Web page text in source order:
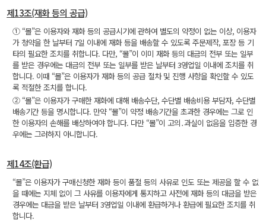
제13조(재화 등의 공급)
① “몰”은 이용자와 재화 등의 공급시기에 관하여 별도의 약정이 없는 이상, 이용자
가 청약을 한 날부터 7일 이내에 재화 등을 배송할 수 있도록 주문제작, 포장 등 기
타의 필요한 조치를 취합니다. 다만, “몰”이 이미 재화 등의 대금의 전부 또는 일부
를 받은 경우에는 대금의 전부 또는 일부를 받은 날부터 3영업일 이내에 조치를 취
합니다. 이때 “몰”은 이용자가 재화 등의 공급 절차 및 진행 사항을 확인할 수 있도
록 적절한 조치를 합니다.
② “몰”은 이용자가 구매한 재화에 대해 배송수단, 수단별 배송비용 부담자, 수단별
배송기간 등을 명시합니다. 만약 “몰”이 약정 배송기간을 초과한 경우에는 그로 인
한 이용자의 손해를 배상하여야 합니다. 다만 “몰”이 고의․과실이 없음을 입증한 경
우에는 그러하지 아니합니다.
제14조(환급)
“몰”은 이용자가 구매신청한 재화 등이 품절 등의 사유로 인도 또는 제공을 할 수 없
을 때에는 지체 없이 그 사유를 이용자에게 통지하고 사전에 재화 등의 대금을 받은
경우에는 대금을 받은 날부터 3영업일 이내에 환급하거나 환급에 필요한 조치를 취
합니다.